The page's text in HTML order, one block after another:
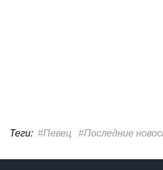
Теги: #Певец #Последние